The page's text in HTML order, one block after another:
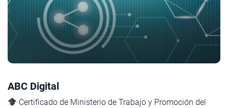
ABC Digital
Certificado de Ministerio de Trabajo y Promoción del